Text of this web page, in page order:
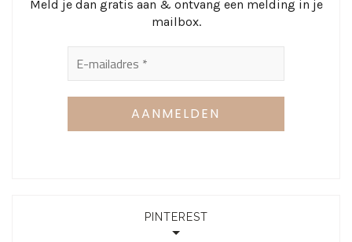
Meld je dan gratis aan & ontvang een melding in je
mailbox.
PINTEREST